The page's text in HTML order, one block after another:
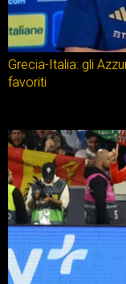
Grecia-Italia: gli
favoriti